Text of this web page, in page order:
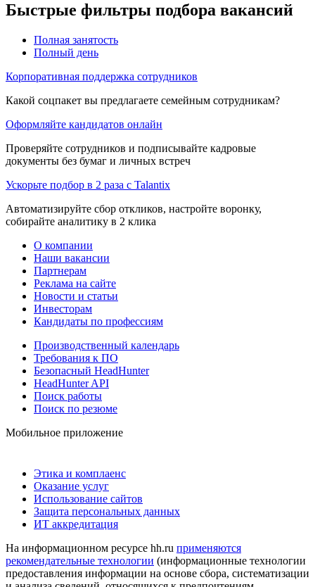
Быстрые фильтры подбора вакансий
Полная занятость
Полный день
Корпоративная поддержка сотрудников
Какой соцпакет вы предлагаете семейным сотрудникам?
Оформляйте кандидатов онлайн
Проверяйте сотрудников и подписывайте кадровые
документы без бумаг и личных встреч
Ускорьте подбор в 2 раза с Talantix
Автоматизируйте сбор откликов, настройте воронку,
собирайте аналитику в 2 клика
О компании
Наши вакансии
Партнерам
Реклама на сайте
Новости и статьи
Инвесторам
Кандидаты по профессиям
Производственный календарь
Требования к ПО
Безопасный HeadHunter
HeadHunter API
Поиск работы
Поиск по резюме
Мобильное приложение
Этика и комплаенс
Оказание услуг
Использование сайтов
Защита персональных данных
ИТ аккредитация
На информационном ресурсе hh.ru применяются
рекомендательные технологии (информационные технологии
предоставления информации на основе сбора, систематизации